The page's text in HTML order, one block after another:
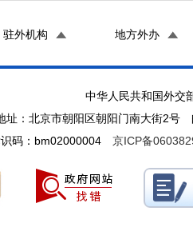
驻外机构 地方外办
中华人民共和国外
：北京市朝阳区朝阳门南大街2
识码：bm02000004 京ICP备